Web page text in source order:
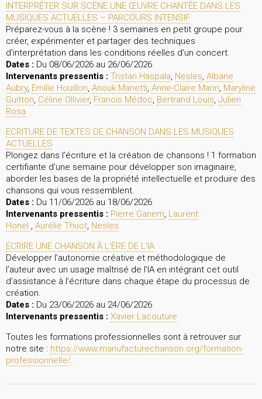
INTERPRÉTER SUR SCÈNE UNE ŒUVRE CHANTÉE DANS LES
MUSIQUES ACTUELLES – PARCOURS INTENSIF
Préparez-vous à la scène ! 3 semaines en petit groupe pour
créer, expérimenter et partager des techniques
d’interprétation dans les conditions réelles d’un concert.
Dates : Du 08/06/2026 au 26/06/2026
Intervenants pressentis : Tristan Haspala, Nesles, Albane
Aubry, Emilie Houillon, Anouk Manetti, Anne-Claire Marin, Maryline
Guitton, Céline Ollivier, Francis Médoc, Bertrand Louis, Julien
Rosa
ECRITURE DE TEXTES DE CHANSON DANS LES MUSIQUES
ACTUELLES
Plongez dans l’écriture et la création de chansons ! 1 formation
certifiante d’une semaine pour développer son imaginaire,
aborder les bases de la propriété intellectuelle et produire des
chansons qui vous ressemblent.
Dates : Du 11/06/2026 au 18/06/2026
Intervenants pressentis : Pierre Ganem, Laurent
Honel , Aurélie Thuot, Nesles
ECRIRE UNE CHANSON À L’ÈRE DE L’IA
Développer l’autonomie créative et méthodologique de
l’auteur avec un usage maîtrisé de l’IA en intégrant cet outil
d’assistance à l’écriture dans chaque étape du processus de
création.
Dates : Du 23/06/2026 au 24/06/2026
Intervenants pressentis : Xavier Lacouture
Toutes les formations professionnelles sont à retrouver sur
notre site : https://www.manufacturechanson.org/formation-
professionnelle/.